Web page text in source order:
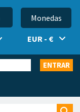
Monedas
EUR - €
ENTRAR